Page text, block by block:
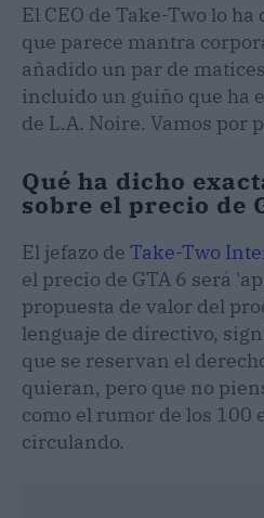
El CEO de Take-Two lo
que parece mantra
añadido un par de
incluido un guiño que ha
de L.A. Noire. Vamos por
Qué ha dicho
sobre el precio de
El jefazo de Take-Two
el precio de GTA 6 será
propuesta de valor del
lenguaje de directivo,
que se reservan el
quieran, pero que no
como el rumor de los 100
circulando.